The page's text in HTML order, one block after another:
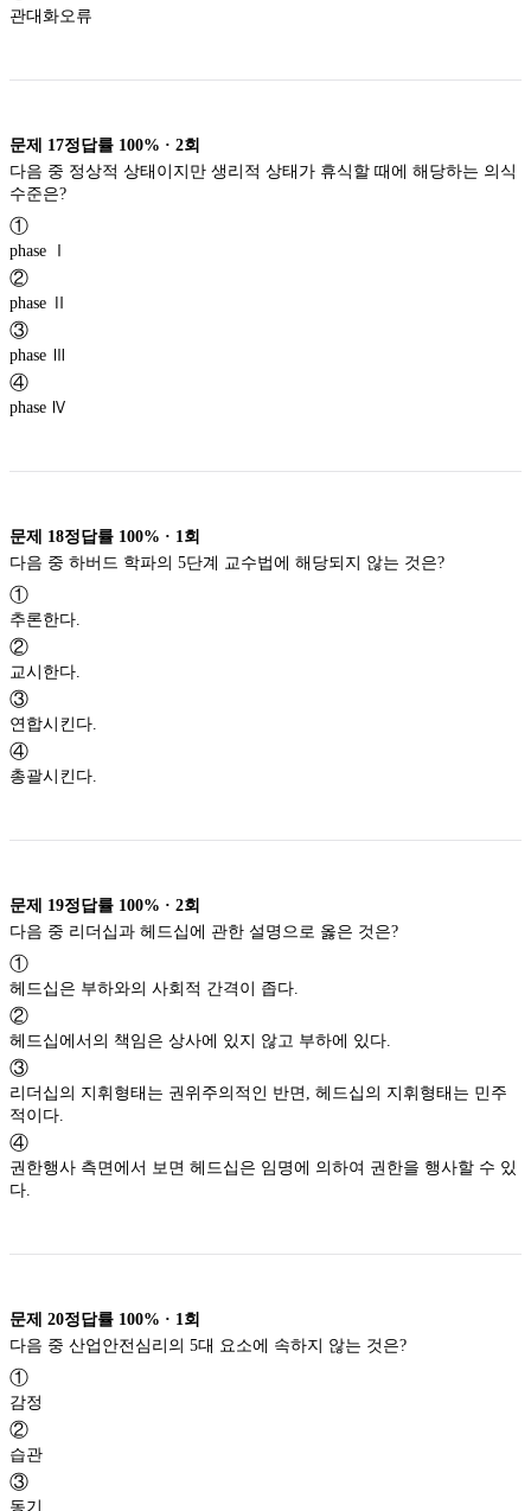
관대화오류
문제 17정답률 100% · 2회
다음 중 정상적 상태이지만 생리적 상태가 휴식할 때에 해당하는 의식
수준은?
①
phase Ⅰ
②
phase Ⅱ
③
phase Ⅲ
④
phase Ⅳ
문제 18정답률 100% · 1 회
다음 중 하버드 학파의 5단계 교수법에 해당되지 않는 것은?
①
추론한다.
②
교시한다.
③
연합시킨다.
④
총괄시킨다.
문제 19정답률 100% · 2회
다음 중 리더십과 헤드십에 관한 설명으로 옳은 것은?
①
헤드십은 부하와의 사회적 간격이 좁다.
②
헤드십에서의 책임은 상사에 있지 않고 부하에 있다.
③
리더십의 지휘형태는 권위주의적인 반면, 헤드십의 지휘형태는 민주
적이다.
④
권한행사 측면에서 보면 헤드십은 임명에 의하여 권한을 행사할 수 있
다.
문제 20정답률 100% · 1 회
다음 중 산업안전심리의 5대 요소에 속하지 않는 것은?
①
감정
②
습관
③
동기